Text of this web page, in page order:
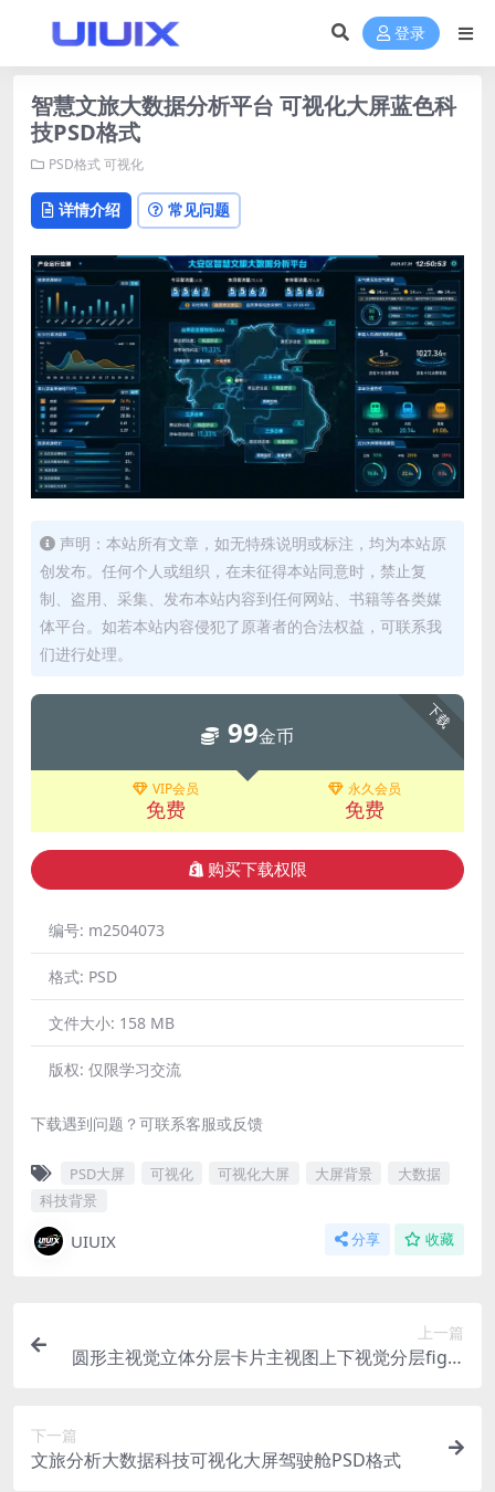
登录
智慧文旅大数据分析平台 可视化大屏蓝色科
技PSD格式
PSD格式可视化
详情介绍 常见问题
声明：本站所有文章，如无特殊说明或标注，均为本站原
创发布。任何个人或组织，在未征得本站同意时，禁止复
制、盗用、采集、发布本站内容到任何网站、书籍等各类媒
体平台。如若本站内容侵犯了原著者的合法权益，可联系我
们进行处理。
下载
99金币
VIP会员
免费
永久会员
免费
购买下载权限
编号: m2504073
格式: PSD
文件大小: 158 MB
版权: 仅限学习交流
下载遇到问题？可联系客服或反馈
PSD大屏 可视化 可视化大屏 大屏背景
大数据
科技背景
UIUIX 分享 收藏
上一篇
圆形主视觉立体分层卡片主视图上下视觉分层figm
下一篇
文旅分析大数据科技可视化大屏驾驶舱PSD格式